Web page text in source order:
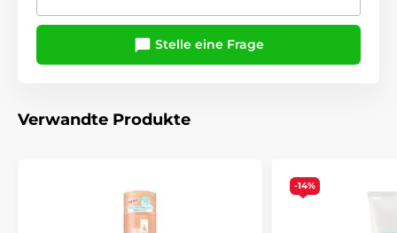
Stelle eine Frage
Verwandte Produkte
-14%